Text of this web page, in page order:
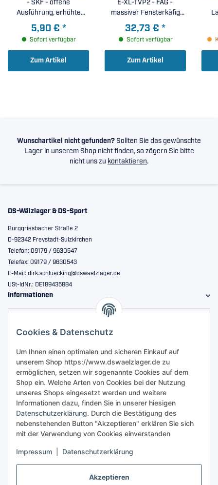
Akzeptieren
Cookies & Datenschutz
Um Ihnen einen optimalen und sicheren Einkauf auf
unserem Shop https://www.dswaelzlager.de zu
ermöglichen, setzen wir sogenannte Cookies auf dem
Shop ein. Welche Arten von Cookies bei der Nutzung
unseres Shops eingesetzt werden und weitere
Informationen dazu, finden Sie in unserer hiesigen
Datenschutzerklärung. Durch die Bestätigung des
nebenstehenden Button "Akzeptieren" erklären Sie sich
mit der Verwendung von Cookies einverstanden
Impressum Datenschutzerklärung
- SKF - offene
Ausführung, erhöhte
radiale Lagerluft C3 (
17x47x14mm )
5,90 € *
Sofort verfügbar
Zum Artikel
E-XL-TVP2 - FAG -
massiver Fensterkäfig
aus PA66, verstärkte
Ausführung, X-life (
17x40x12mm )
32,73 € *
Sofort verfügbar
Zum Artikel
Wunschartikel nicht gefunden? Sollten Sie das gewünschte
Lager in unserem Shop nicht finden, so zögern Sie bitte
nicht uns zu kontaktieren.
DS-Wälzlager & DS-Sport
Burggriesbacher Straße 2
D-92342 Freystadt-Sulzkirchen
Telefon: 09179 / 9630547
Telefax: 09179 / 9630543
E-Mail: dirk.schluecking@dswaelzlager.de
USt-IdNr.: DE189435884
Informationen
Sicher bestellen